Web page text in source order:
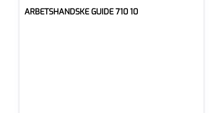
ARBETSHANDSKE GUIDE 710 10